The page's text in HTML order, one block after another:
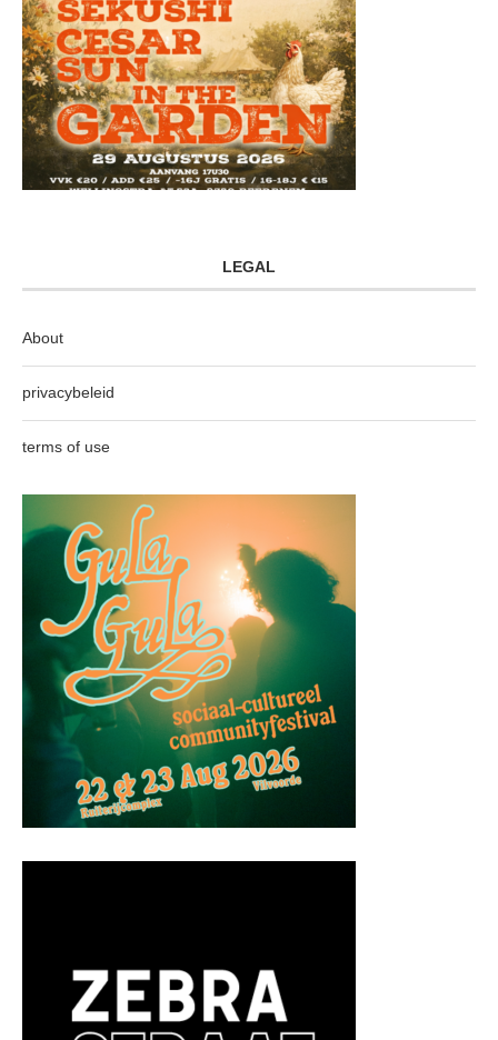
LEGAL
About
privacybeleid
terms of use